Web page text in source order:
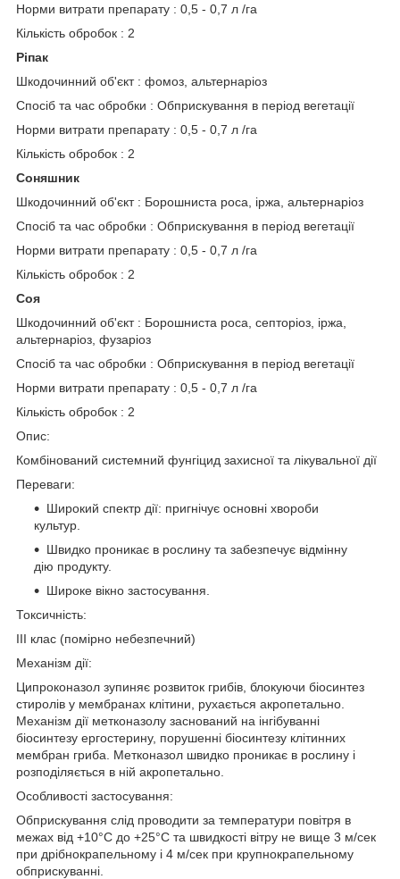
Норми витрати препарату : 0,5 - 0,7 л /га
Кількість обробок : 2
Ріпак
Шкодочинний об'єкт : фомоз, альтернаріоз
Спосіб та час обробки : Обприскування в період вегетації
Норми витрати препарату : 0,5 - 0,7 л /га
Кількість обробок : 2
Соняшник
Шкодочинний об'єкт : Борошниста роса, іржа, альтернаріоз
Спосіб та час обробки : Обприскування в період вегетації
Норми витрати препарату : 0,5 - 0,7 л /га
Кількість обробок : 2
Соя
Шкодочинний об'єкт : Борошниста роса, септоріоз, іржа,
альтернаріоз, фузаріоз
Спосіб та час обробки : Обприскування в період вегетації
Норми витрати препарату : 0,5 - 0,7 л /га
Кількість обробок : 2
Опис:
Комбінований системний фунгіцид захисної та лікувальної дії
Переваги:
Широкий спектр дії: пригнічує основні хвороби
культур.
Швидко проникає в рослину та забезпечує відмінну
дію продукту.
Широке вікно застосування.
Токсичність:
ІІІ клас (помірно небезпечний)
Механізм дії:
Ципроконазол зупиняє розвиток грибів, блокуючи біосинтез
стиролів у мембранах клітини, рухається акропетально.
Механізм дії метконазолу заснований на інгібуванні
біосинтезу ергостерину, порушенні біосинтезу клітинних
мембран гриба. Метконазол швидко проникає в рослину і
розподіляється в ній акропетально.
Особливості застосування:
Обприскування слід проводити за температури повітря в
межах від +10°С до +25°С та швидкості вітру не вище 3 м/сек
при дрібнокрапельному і 4 м/сек при крупнокрапельному
обприскуванні.